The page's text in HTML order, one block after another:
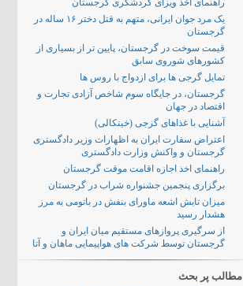
راهنمای اخذ ویزای گردشگری گرجستان
یک مرد جوان ایرانی، متهم به قتل دختر ۱۶ ساله در
گرجستان
قیمت سوخت در گرجستان، پایین تر از بسیاری از
کشورهای شوروی سابق
تمایل گرجی ها برای ازدواج با روس ها
گرجستان، در جایگاه سوم شاخص آزادی تجارت و
اقتصاد در جهان
آشنایی با غذاهای گرجی (خینکالی)
اعتراض سفارت ایران به اظهارات وزیر دادگستری
گرجستان و واکنش وزارت دادگستری
راهنمای اخذ اجازه اقامت موقت گرجستان
برگزاری پنجمین جشنواره شراب در گرجستان
میزان تابش اشعه ماورای بنفش در باتومی به مرز
هشدار رسید
از سرگیری پروازهای مستقیم میان ایران و
گرجستان توسط شرکت های هواپیمایی ماهان و آتا
مطالب پر بحث